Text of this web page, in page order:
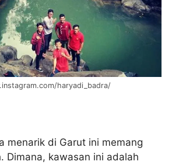
haryadi_badra/
menarik di Garut ini memang
Dimana, kawasan ini adalah